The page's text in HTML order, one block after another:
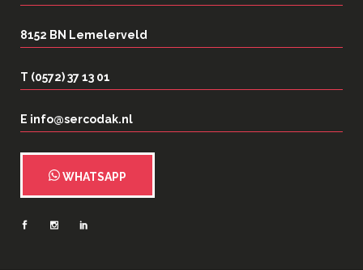
8152 BN Lemelerveld
T (0572) 37 13 01
E info@sercodak.nl
WHATSAPP